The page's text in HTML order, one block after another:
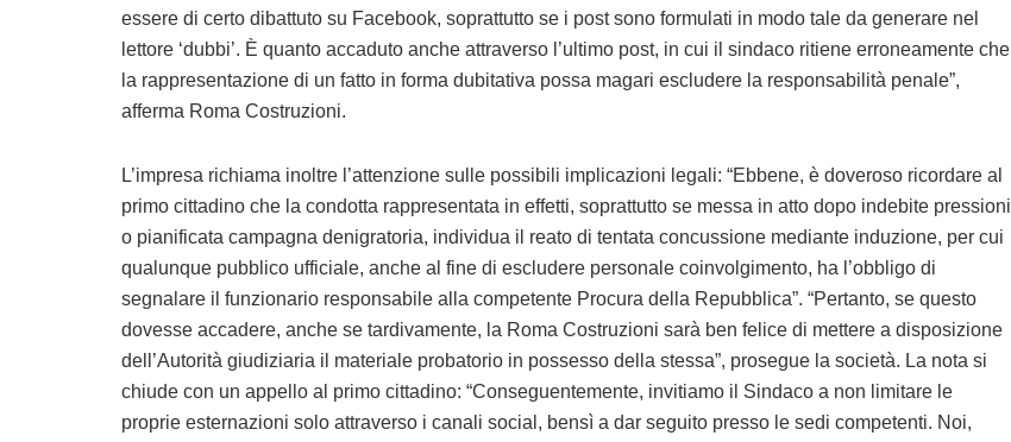
essere di certo dibattuto su Facebook, soprattutto se i post sono formulati in modo tale da generare nel
lettore ‘dubbi’. È quanto accaduto anche attraverso l’ultimo post, in cui il sindaco ritiene erroneamente che
la rappresentazione di un fatto in forma dubitativa possa magari escludere la responsabilità penale”,
afferma Roma Costruzioni.
L’impresa richiama inoltre l’attenzione sulle possibili implicazioni legali: “Ebbene, è doveroso ricordare al
primo cittadino che la condotta rappresentata in effetti, soprattutto se messa in atto dopo indebite pressioni
o pianificata campagna denigratoria, individua il reato di tentata concussione mediante induzione, per cui
qualunque pubblico ufficiale, anche al fine di escludere personale coinvolgimento, ha l’obbligo di
segnalare il funzionario responsabile alla competente Procura della Repubblica”. “Pertanto, se questo
dovesse accadere, anche se tardivamente, la Roma Costruzioni sarà ben felice di mettere a disposizione
dell’Autorità giudiziaria il materiale probatorio in possesso della stessa”, prosegue la società. La nota si
chiude con un appello al primo cittadino: “Conseguentemente, invitiamo il Sindaco a non limitare le
proprie esternazioni solo attraverso i canali social, bensì a dar seguito presso le sedi competenti. Noi,